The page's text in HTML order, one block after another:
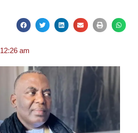
12:26 am